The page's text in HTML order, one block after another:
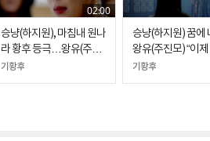
02:00
승냥(하지원), 마침내 원나
라 황후 등극…왕유(주진
모)와 눈물의 작별
기황후
승냥(하지원) 꿈에
왕유(주진모) “이
(김진성) 내가 보살
죽음 예견
기황후